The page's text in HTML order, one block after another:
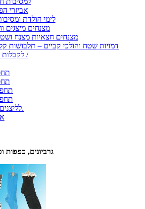
אביזרי
לימי הולדת
מצנחים מיצגים
מצנחים חצאיות מצנח
דמויות שטח והולכי קביים – תלבושות
לקבלות פנים /
לליצנים ולמפעילים.
גרביונים, כפפות